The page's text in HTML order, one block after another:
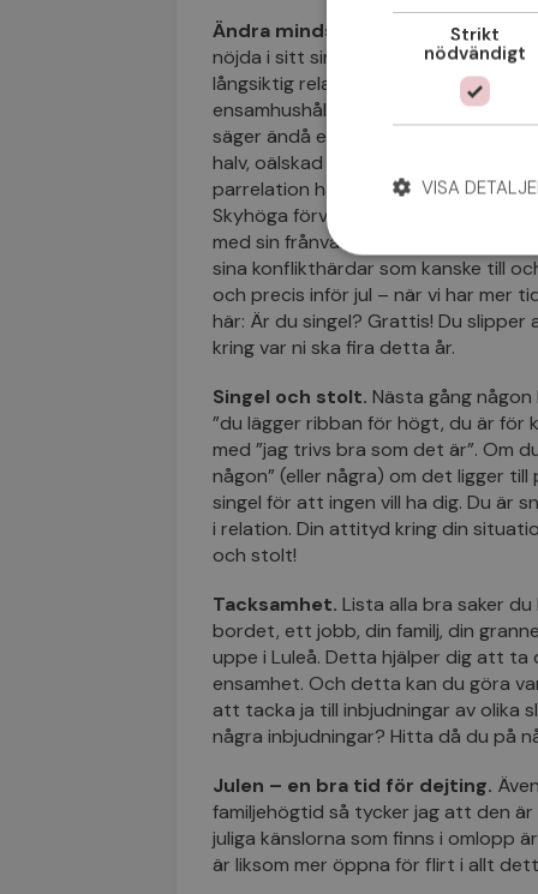
Ändra mindset.
Över hälften av
nöjda i sitt singelskap. De söker inte
långsiktig relation. Dessutom,
ensamhushåll. Därmed inte sagt att
säger ändå en hel del. Att vara
halv, oälskad och o-vald. Låt oss
parrelation har det heller inte alltför
Skyhöga förväntningar på romantisk
med sin frånvaro och vad ni än
sina konflikthärdar som kanske till
och precis inför jul – när vi har mer
här: Är du singel? Grattis! Du
kring var ni ska fira detta år.
Singel och stolt. Nästa gång
”du lägger ribban för högt, du är för
med ”jag trivs bra som det är”. Om
någon” (eller några) om det ligger
singel för att ingen vill ha dig. Du är
i relation. Din attityd kring din
och stolt!
Tacksamhet. Lista alla bra saker
bordet, ett jobb, din familj, din
uppe i Luleå. Detta hjälper dig att
ensamhet. Och detta kan du göra
att tacka ja till inbjudningar av olika
några inbjudningar? Hitta då du på
Julen – en bra tid för dejting.
familjehögtid så tycker jag att den
juliga känslorna som finns i omlopp
är liksom mer öppna för flirt i allt
Strikt
nödvändigt
VISA